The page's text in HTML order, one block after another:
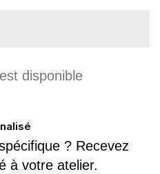
? Recevez
à votre atelier.